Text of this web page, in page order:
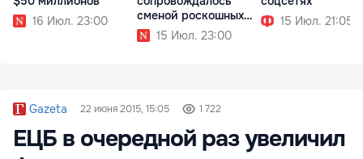
16 Июл. 23:00
сменой роскошных
образов
15 Июл. 23:00
15 Июл. 21:05
Gazeta 22 июня 2015, 15:05 1 722
ЕЦБ в очередной раз увеличил